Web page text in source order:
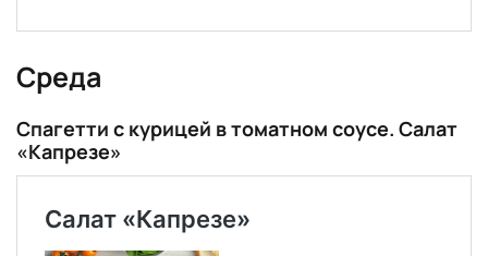
Среда
Спагетти с курицей в томатном соусе. Салат
«Капрезе»